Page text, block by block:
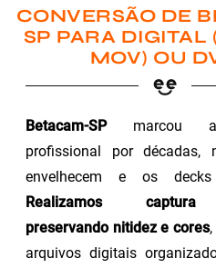
CONVERSÃO DE
SP PARA DIGITAL
MOV) OU
Betacam-SPmarcou a
profissional por
envelhecem e os
Realizamos captura
preservando nitidez e cores
arquivos digitais